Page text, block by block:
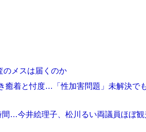
のメスは届くのか
癒着と忖度…「性加害問題」未解決で
…今井絵理子、松川るい両議員ほぼ